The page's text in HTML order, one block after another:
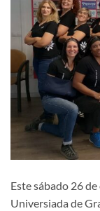
Este sábado 26
Universiada de